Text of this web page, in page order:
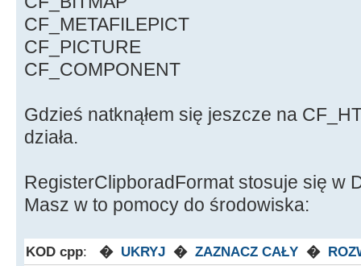
CF_METAFILEPICT
CF_PICTURE
CF_COMPONENT
Gdzieś natknąłem się jeszcze na
działa.
RegisterClipboradFormat stosuje się w
Masz w to pomocy do środowiska:
KOD cpp: � UKRYJ � ZAZNACZ CAŁY �